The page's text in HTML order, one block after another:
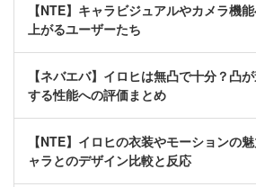
【NTE】キャラビジュアルやカメラ機
上がるユーザーたち
【ネバエバ】イロヒは無凸で十分？凸
する性能への評価まとめ
【NTE】イロヒの衣装やモーションの
ャラとのデザイン比較と反応